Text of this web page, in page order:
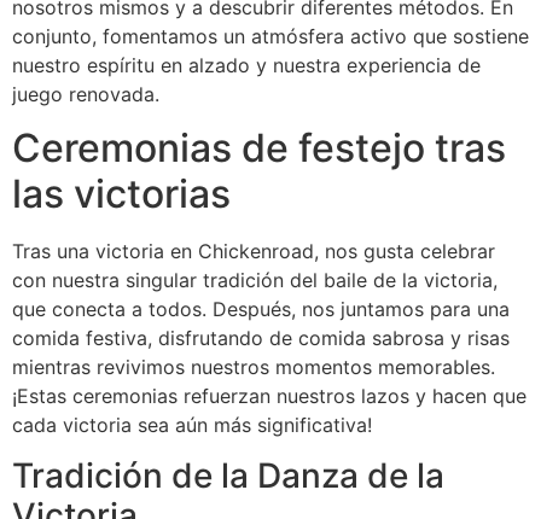
nosotros mismos y a descubrir diferentes métodos. En
conjunto, fomentamos un atmósfera activo que sostiene
nuestro espíritu en alzado y nuestra experiencia de
juego renovada.
Ceremonias de festejo tras
las victorias
Tras una victoria en Chickenroad, nos gusta celebrar
con nuestra singular tradición del baile de la victoria,
que conecta a todos. Después, nos juntamos para una
comida festiva, disfrutando de comida sabrosa y risas
mientras revivimos nuestros momentos memorables.
¡Estas ceremonias refuerzan nuestros lazos y hacen que
cada victoria sea aún más significativa!
Tradición de la Danza de la